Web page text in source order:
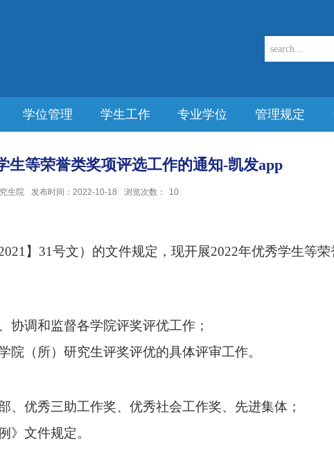
学位管理 学生工作 专业学位 管理规定
生等荣誉类奖项评选工作的通知-凯发app
生院 发布时间：2022-10-18 浏览次数： 10
】 31号文）的文件规定，现开展2022年优秀学生等
协调和监督各学院评奖评优工作；
院（所）研究生评奖评优的具体评审工作。
、优秀三助工作奖、优秀社会工作奖、先进集体；
》文件规定。